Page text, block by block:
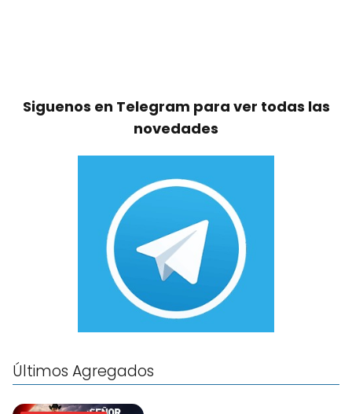
Siguenos en Telegram para ver todas las
novedades
Últimos Agregados